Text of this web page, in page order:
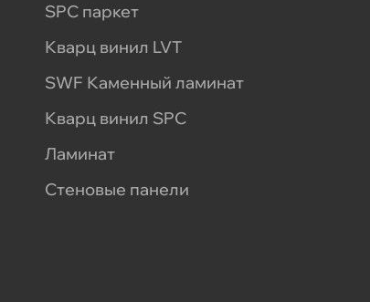
SPC паркет
Кварц винил LVT
SWF Каменный ламинат
Кварц винил SPC
Ламинат
Стеновые панели